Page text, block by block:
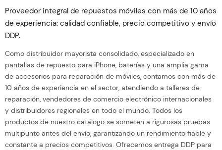
Proveedor integral de repuestos móviles con más de 10 años
de experiencia: calidad confiable, precio competitivo y envío
DDP.
Como distribuidor mayorista consolidado, especializado en
pantallas de repuesto para iPhone, baterías y una amplia gama
de accesorios para reparación de móviles, contamos con más de
10 años de experiencia en el sector, atendiendo a talleres de
reparación, vendedores de comercio electrónico internacionales
y distribuidores regionales en todo el mundo. Todos los
productos de nuestro catálogo se someten a rigurosas pruebas
multipunto antes del envío, garantizando un rendimiento fiable y
constante a precios competitivos. Ofrecemos entrega DDP para